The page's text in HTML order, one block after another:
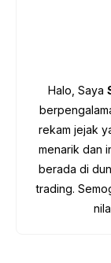
Halo, Saya
rekam jejak
menarik dan
berada di
trading.